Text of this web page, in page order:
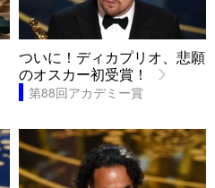
ついに！ディカプリオ、悲願
のオスカー初受賞！
第88回アカデミー賞